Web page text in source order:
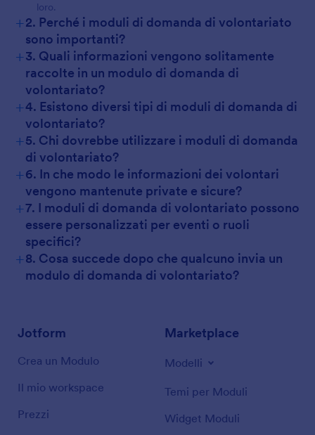
loro.
+2. Perché i moduli di domanda di volontariato
sono importanti?
+3. Quali informazioni vengono solitamente
raccolte in un modulo di domanda di
volontariato?
+4. Esistono diversi tipi di moduli di domanda di
volontariato?
+5. Chi dovrebbe utilizzare i moduli di domanda
di volontariato?
+6. In che modo le informazioni dei volontari
vengono mantenute private e sicure?
+7. I moduli di domanda di volontariato possono
essere personalizzati per eventi o ruoli
specifici?
+8. Cosa succede dopo che qualcuno invia un
modulo di domanda di volontariato?
Jotform
Crea un Modulo
Il mio workspace
Prezzi
Marketplace
Modelli
Temi per Moduli
Widget Moduli